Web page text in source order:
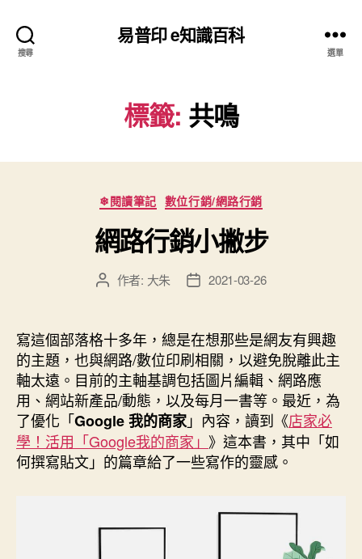
搜尋
易普印 e知識百科
選單
標籤: 共鳴
分
類
❄閱讀筆記 數位行銷/網路行銷
網路行銷小撇步
文
者
作者: 大朱
文
佈
日
期
2021-03-26
寫這個部落格十多年，總是在想那些是網友有興趣
的主題，也與網路/數位印刷相關，以避免脫離此主
軸太遠。目前的主軸基調包括圖片編輯、網路應
用、網站新產品/動態，以及每月一書等。最近，為
了優化「Google 我的商家」內容，讀到《店家必
學！活用「Google我的商家」 》這本書，其中「如
何撰寫貼文」的篇章給了一些寫作的靈感。